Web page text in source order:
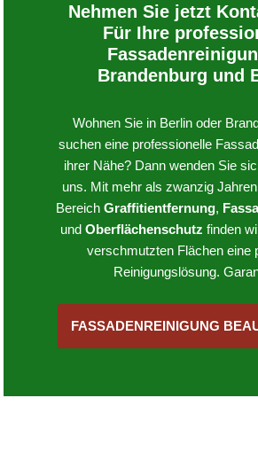
Nehmen Sie jetzt
Für Ihre
Brandenburg und
Wohnen Sie in Berlin oder
suchen eine professionelle
ihrer Nähe? Dann wenden Sie
uns. Mit mehr als zwanzig
Bereich Graffitientfernung,
und Oberflächenschutz finden
verschmutzten Flächen eine
Reinigungslösung.
FASSADENREINIGUNG